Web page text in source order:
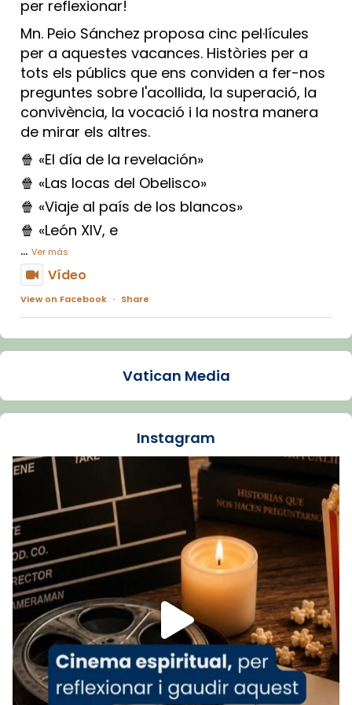
per reflexionar!
Mn. Peio Sánchez proposa cinc pel·lícules
per a aquestes vacances. Històries per a
tots els públics que ens conviden a fer-nos
preguntes sobre l'acollida, la superació, la
convivència, la vocació i la nostra manera
de mirar els altres.
🍿 «El día de la revelación»
🍿 «Las locas del Obelisco»
🍿 «Viaje al país de los blancos»
🍿 «León XIV, e
... Ver más
Vídeo
View on Facebook · Share
Arquebisbat de Barcelona
La Carmina va patir depressió. Fa gairebé
dos mesos, a l'Estadi Lluís Companys, la
Recupera l'entrevista comp
Vatican
tican News 👇
www.vaticannews.va/es/iglesia/news/2026-
07/carmina-historia-depresion-papa-viaje-
espana-testimoni...
Foto
View on Facebook · Share
Arquebisbat de Barcelona
2 weeks ago
«Avui les santes Juliana i Semproniana ens
Vatican Media
Instagram